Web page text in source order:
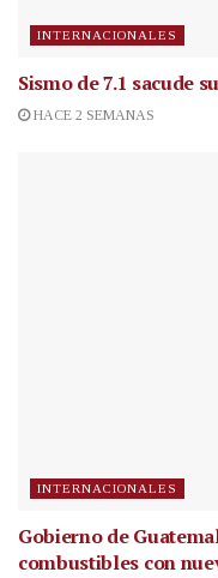
INTERNACIONALES
Sismo de 7.1 sacude
HACE 2 SEMANAS
INTERNACIONALES
Gobierno de
combustibles con